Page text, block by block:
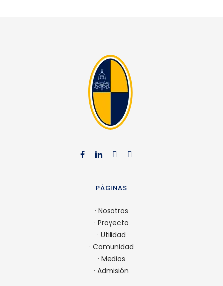
facebook
linkedin
youtube
PÁGINAS
· Nosotros
· Proyecto
· Utilidad
· Comunidad
· Medios
·Admisión